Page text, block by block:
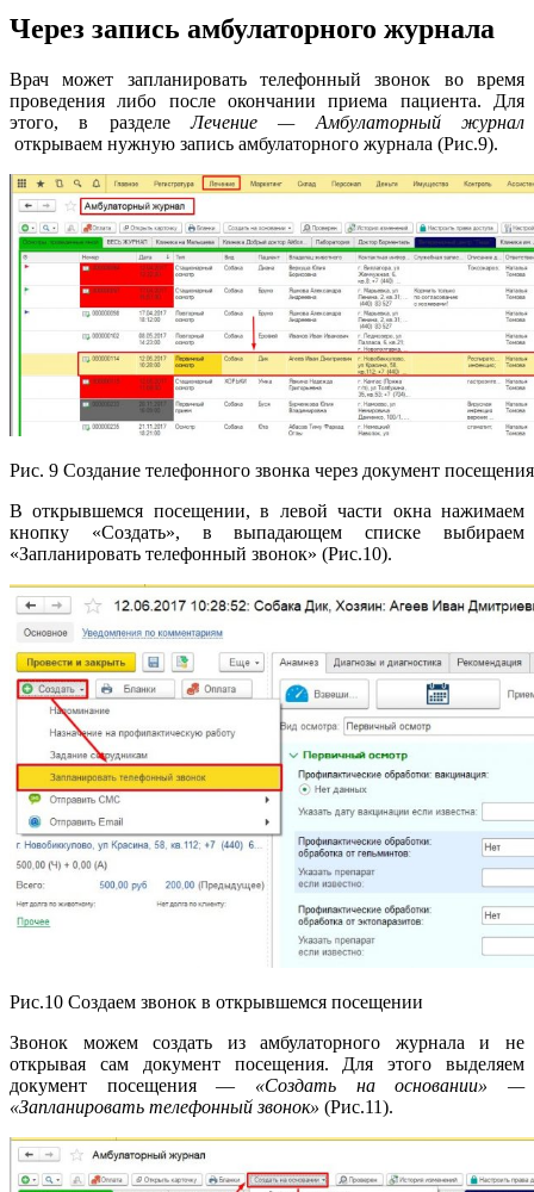
Через запись амбулаторного журнала
Врач может запланировать телефонный звонок во время
проведения либо после окончании приема пациента. Для
этого, в разделеЛечение — Амбулаторный журнал
открываем нужную запись амбулаторного журнала (Рис.9).
Рис. 9 Создание телефонного звонка через документ посещения
В открывшемся посещении, в левой части окна нажимаем
кнопку «Создать», в выпадающем списке выбираем
«Запланировать телефонный звонок» (Рис.10).
Рис.10 Создаем звонок в открывшемся посещении
Звонок можем создать из амбулаторного журнала и не
открывая сам документ посещения. Для этого выделяем
документ посещения — «Создать на основании» —
«Запланировать телефонный звонок» (Рис.11).